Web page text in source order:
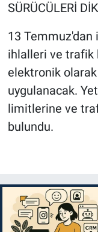
SÜRÜCÜLERİ
13 Temmuz'dan
ihlalleri ve trafik
elektronik
uygulanacak.
limitlerine ve
bulundu.